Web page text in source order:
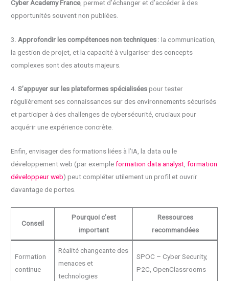
Cyber Academy France, permet d’échanger et d’accéder à des
opportunités souvent non publiées.
3.Approfondir les compétences non techniques : la communication,
la gestion de projet, et la capacité à vulgariser des concepts
complexes sont des atouts majeurs.
4.S’appuyer sur les plateformes spécialiséespour tester
régulièrement ses connaissances sur des environnements sécurisés
et participer à des challenges de cybersécurité, cruciaux pour
acquérir une expérience concrète.
Enfin, envisager des formations liées à l’IA, la data ou le
développement web (par exempleformation data analyst,formation
développeur web) peut compléter utilement un profil et ouvrir
davantage de portes.
Conseil
Pourquoi c’est
important
Ressources
recommandées
Formation
continue
Réalité changeante des
menaces et
technologies
SPOC – Cyber Security,
P2C, OpenClassrooms